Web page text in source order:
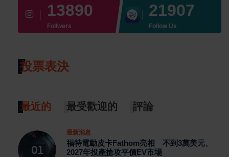
13890
Follwers
21907
Follow Us
投票表決
最近的 最受歡迎的 評論
最新消息
福特電動皮卡Fathom亮相 不到3萬美元、
2027年投產搶攻平價EV市場